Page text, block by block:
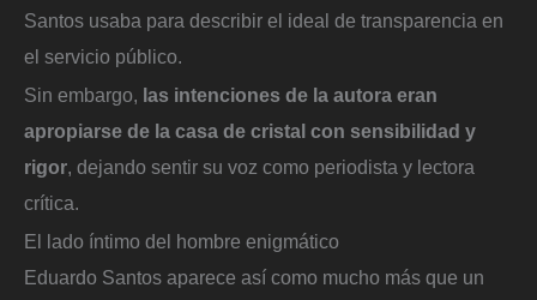
Santos usaba para describir el ideal de transparencia en
el servicio público.
Sin embargo, las intenciones de la autora eran
apropiarse de la casa de cristal con sensibilidad y
rigor, dejando sentir su voz como periodista y lectora
crítica.
El lado íntimo del hombre enigmático
Eduardo Santos aparece así como mucho más que un